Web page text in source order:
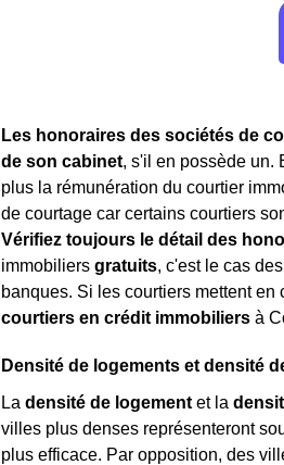
Les honoraires des sociétés de
de son cabinet, s'il en possède un.
plus la rémunération du courtier
de courtage car certains courtiers
Vérifiez toujours le détail des
immobiliers gratuits, c'est le cas
banques. Si les courtiers mettent
courtiers en crédit immobiliers à
Densité de logements et densité
La densité de logement et la
villes plus denses représenteront
plus efficace. Par opposition, des